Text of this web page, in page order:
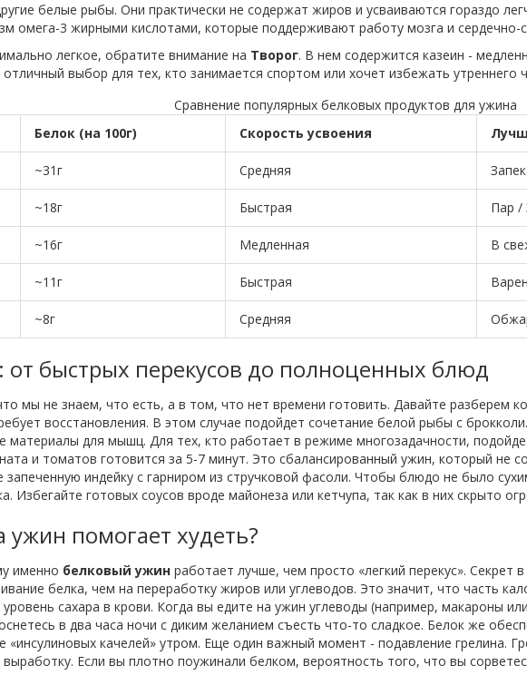
белые рыбы. Они практически не содержат жиров и усваиваются гораздо
омега-3 жирными кислотами, которые поддерживают работу мозга и сердечно-
легкое, обратите внимание на Творог. В нем содержится казеин -
выбор для тех, кто занимается спортом или хочет избежать утреннего
Сравнение популярных белковых продуктов для ужина
Белок (на 100г) Скорость усвоения
~31г Средняя
~18г Быстрая Пар /
~16г Медленная В
~11г Быстрая
~8г Средняя
быстрых перекусов до полноценных блюд
мы не знаем, что есть, а в том, что нет времени готовить. Давайте разберем
восстановления. В этом случае подойдет сочетание белой рыбы с
материалы для мышц. Для тех, кто работает в режиме многозадачности,
и томатов готовится за 5-7 минут. Это сбалансированный ужин, который не
индейку с гарниром из стручковой фасоли. Чтобы блюдо не было
Избегайте готовых соусов вроде майонеза или кетчупа, так как в них скрыто
ужин помогает худеть?
именно белковый ужин работает лучше, чем просто «легкий перекус».
белка, чем на переработку жиров или углеводов. Это значит, что часть
сахара в крови. Когда вы едите на ужин углеводы (например, макароны
в два часа ночи с диким желанием съесть что-то сладкое. Белок же
«инсулиновых качелей» утром. Еще один важный момент - подавление грелина.
Если вы плотно поужинали белком, вероятность того, что вы